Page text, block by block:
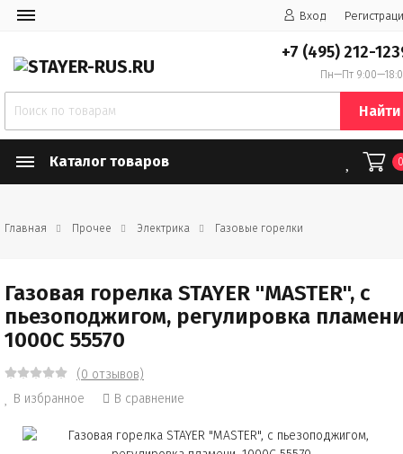
Вход
+7 (495) 212-
Пн—Пт
Найти
Каталог товаров
Главная Прочее Электрика Газовые горелки
Газовая горелка STAYER "MASTER", с
пьезоподжигом, регулировка
1000С 55570
(0 отзывов)
В избранное
В сравнение